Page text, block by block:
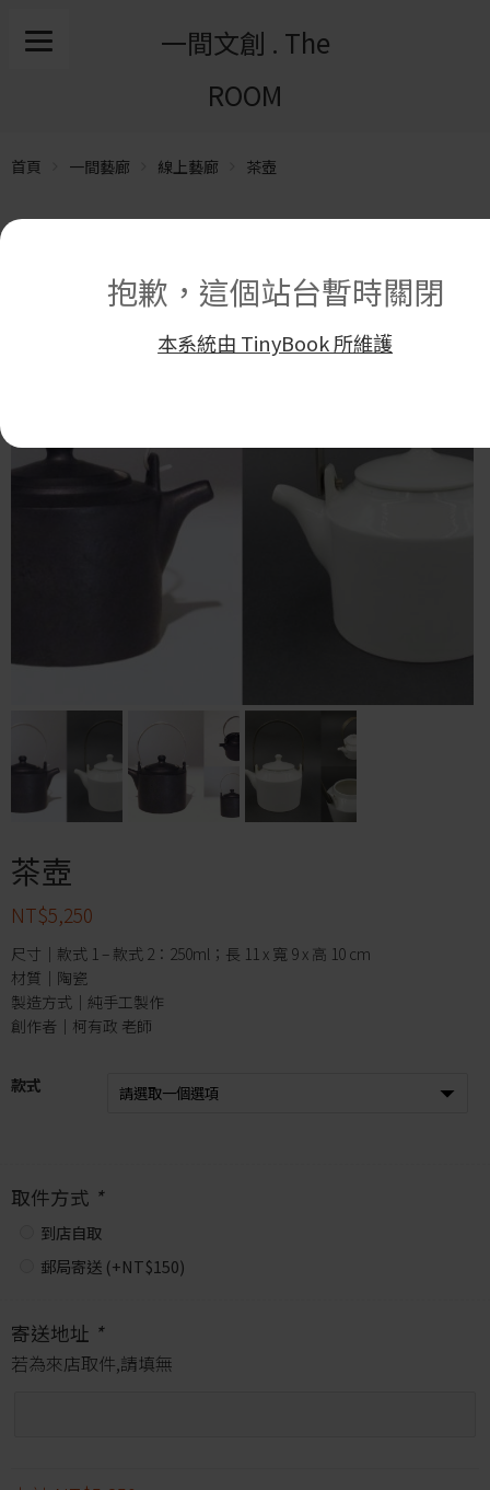
抱歉，這個站台暫時關閉
本系統由 TinyBook 所維護
一間文創 . The
ROOM
首頁 一間藝廊 線上藝廊 茶壺
茶壺
NT$5,250
尺寸｜款式 1 – 款式 2：250ml；長 11 x 寬 9 x 高 10 cm
材質｜陶瓷
製造方式｜純手工製作
創作者｜柯有政 老師
款式
取件方式 *
到店自取
郵局寄送 (+NT$150)
寄送地址 *
若為來店取件,請填無